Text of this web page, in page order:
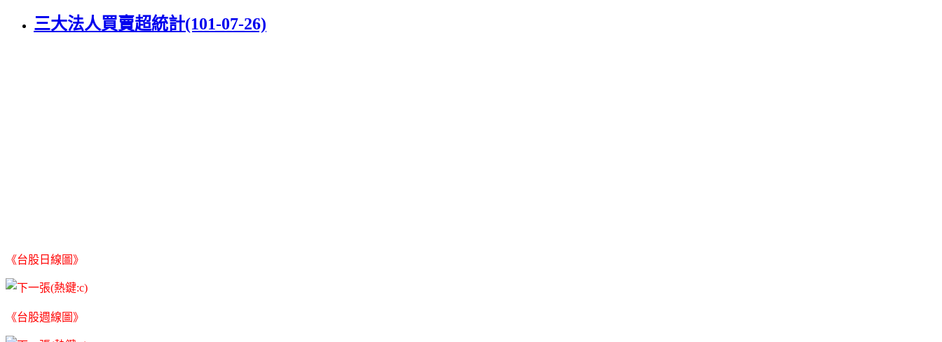
三大法人買賣超統計(101-07-26)
《台股日線圖》
《台股週線圖》